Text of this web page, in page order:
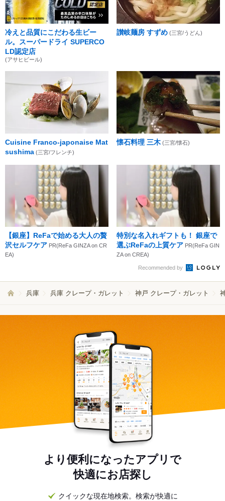
冷えと品質にこだわる生ビー
ル。スーパードライ SUPERCO
LD認定店
(アサヒビール)
讃岐麺房 すずめ (三宮/うどん)
Cuisine Franco-japonaise Mat
sushima (三宮/フレンチ)
懐石料理 三木 (三宮/懐石)
【銀座】ReFaで始める大人の贅
沢セルフケア PR(ReFa GINZA on CR
EA)
特別な名入れギフトも！ 銀座で
選ぶReFaの上質ケア PR(ReFa GIN
ZA on CREA)
Recommended by
兵庫 兵庫 クレープ・ガレット 神戸 クレープ・ガレット
より便利になったアプリで
快適にお店探し
クイックな現在地検索。検索が快適に